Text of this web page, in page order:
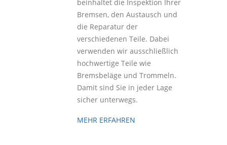
beinhaltet die Inspektion Ihrer
Bremsen, den Austausch und
die Reparatur der
verschiedenen Teile. Dabei
verwenden wir ausschließlich
hochwertige Teile wie
Bremsbeläge und Trommeln.
Damit sind Sie in jeder Lage
sicher unterwegs.
MEHR ERFAHREN